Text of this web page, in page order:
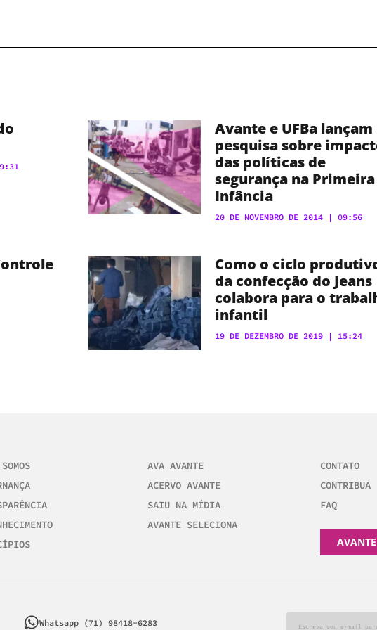
Avante e UFBa lançam
pesquisa sobre
das políticas de
segurança na Primeira
Infância
20 DE NOVEMBRO DE 2014 09:56
Como o ciclo
da confecção do Jeans
colabora para o
infantil
19 DE DEZEMBRO DE 2019 15:24
AVA AVANTE
ACERVO AVANTE
SAIU NA MÍDIA
AVANTE SELECIONA
CONTATO
CONTRIBUA
FAQ
Whatsapp (71) 98418-6283